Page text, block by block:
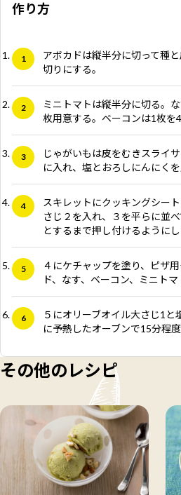
作り方
アボカドは縦半分に切って種
切りにする。
ミニトマトは縦半分に切る。
枚用意する。ベーコンは1枚を4
じゃがいもは皮をむきスライ
に入れ、塩とおろしにんにくを
スキレットにクッキングシー
さじ２を入れ、３を平らに並
とするまで押し付けるように
４にケチャップを塗り、ピザ
ド、なす、ベーコン、ミニトマ
５にオリーブオイル大さじ1
に予熱したオーブンで15分程度
その他のレシピ